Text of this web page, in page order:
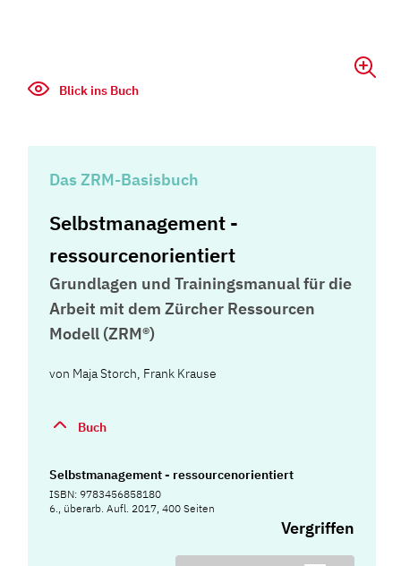
Blick ins Buch
Das ZRM-Basisbuch
Selbstmanagement -
ressourcenorientiert
Grundlagen und Trainingsmanual für die
Arbeit mit dem Zürcher Ressourcen
Modell (ZRM®)
von Maja Storch, Frank Krause
Buch
Selbstmanagement - ressourcenorientiert
ISBN: 9783456858180
6., überarb. Aufl. 2017, 400 Seiten
Vergriffen